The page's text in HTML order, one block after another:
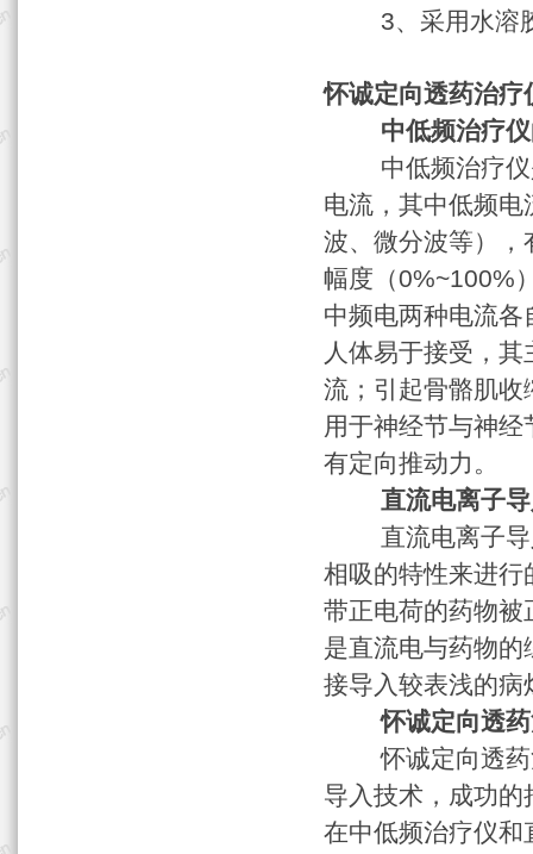
3、采用水溶胶
怀诚定向透药治疗
中低频治疗仪
中低频治疗仪是
电流，其中低频
波、微分波等），
幅度（0%~100%
中频电两种电流
人体易于接受，
流；引起骨骼肌收
用于神经节与神
有定向推动力。
直流电离子
直流电离子导入
相吸的特性来进
带正电荷的药物被
是直流电与药物
接导入较表浅的病
怀诚定向透药
怀诚定向透药治
导入技术，成功
在中低频治疗仪和